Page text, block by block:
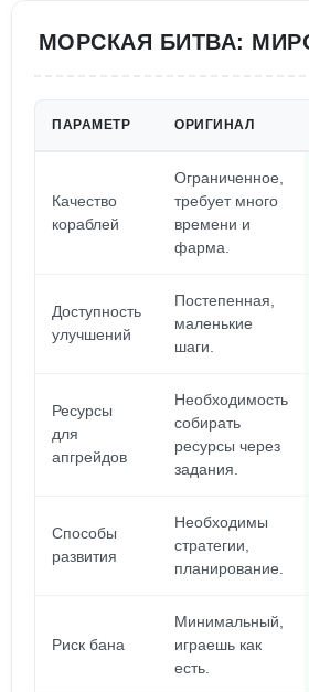
МОРСКАЯ БИТВА:
ПАРАМЕТР ОРИГИНАЛ
Качество
кораблей
Ограниченное,
требует много
времени и
фарма.
Доступность
улучшений
Постепенная,
маленькие
шаги.
Ресурсы
для
апгрейдов
Необходимость
собирать
ресурсы через
задания.
Способы
развития
Необходимы
стратегии,
планирование.
Риск бана
Минимальный,
играешь как
есть.